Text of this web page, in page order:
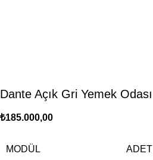
Dante Açık Gri Yemek Odası
₺185.000,00
MODÜL ADET